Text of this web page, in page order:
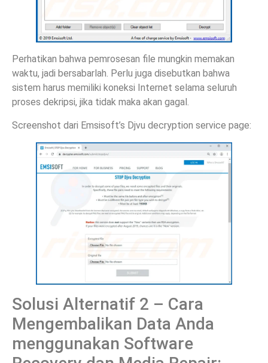
Perhatikan bahwa pemrosesan file mungkin memakan
waktu, jadi bersabarlah. Perlu juga disebutkan bahwa
sistem harus memiliki koneksi Internet selama seluruh
proses dekripsi, jika tidak maka akan gagal.
Screenshot dari Emsisoft’s Djvu decryption service page:
Solusi Alternatif 2 – Cara
Mengembalikan Data Anda
menggunakan Software